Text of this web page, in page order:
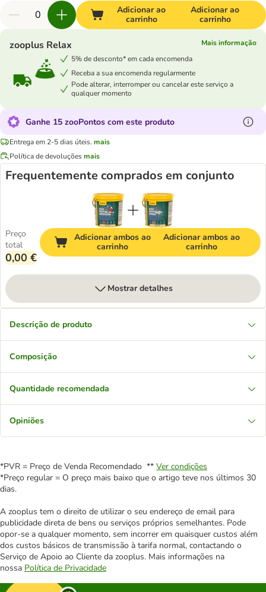
Adicionar ao
carrinho
Adicionar ao
carrinho
zooplus Relax
Mais informação
5% de desconto* em cada encomenda
Receba a sua encomenda regularmente
Pode alterar, interromper ou cancelar este serviço a
qualquer momento
Ganhe 15 zooPontos com este produto
Entrega em 2-5 dias úteis. mais
Política de devoluçõesmais
Frequentemente comprados em conjunto
Preço
total
0,00 €
Adicionar ambos ao
carrinho
Adicionar ambos ao
carrinho
Mostrar detalhes
Descrição de produto
Composição
Quantidade recomendada
Opiniões
*PVR = Preço de Venda Recomendado ** Ver condições
*Preço regular = O preço mais baixo que o artigo teve nos últimos 30
dias.
A zooplus tem o direito de utilizar o seu endereço de email para
publicidade direta de bens ou serviços próprios semelhantes. Pode
opor-se a qualquer momento, sem incorrer em quaisquer custos além
dos custos básicos de transmissão à tarifa normal, contactando o
Serviço de Apoio ao Cliente da zooplus. Mais informações na
nossa Política de Privacidade